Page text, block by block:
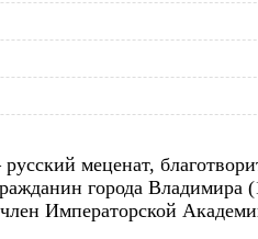
меценат,
города Владимира
Императорской